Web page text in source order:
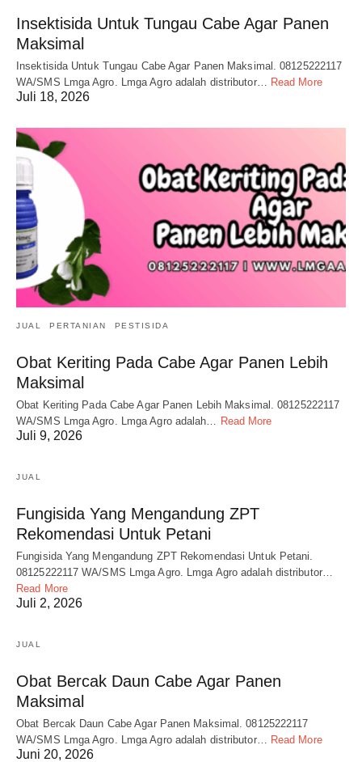
Insektisida Untuk Tungau Cabe Agar Panen
Maksimal
Insektisida Untuk Tungau Cabe Agar Panen Maksimal. 08125222117
WA/SMS Lmga Agro. Lmga Agro adalah distributor… Read More
Juli 18, 2026
JUAL PERTANIAN PESTISIDA
Obat Keriting Pada Cabe Agar Panen Lebih
Maksimal
Obat Keriting Pada Cabe Agar Panen Lebih Maksimal. 08125222117
WA/SMS Lmga Agro. Lmga Agro adalah…
Read More
Juli 9, 2026
JUAL
Fungisida Yang Mengandung ZPT
Rekomendasi Untuk Petani
Fungisida Yang Mengandung ZPT Rekomendasi Untuk Petani.
08125222117 WA/SMS Lmga Agro. Lmga Agro adalah distributor…
Read More
Juli 2, 2026
JUAL
Obat Bercak Daun Cabe Agar Panen
Maksimal
Obat Bercak Daun Cabe Agar Panen Maksimal. 08125222117
WA/SMS Lmga Agro. Lmga Agro adalah distributor…
Read More
Juni 20, 2026